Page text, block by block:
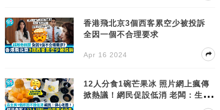
香港飛北京3個西客累空少被投訴
全因一個不合理要求
Apr 16 2024
12人分食1碗芒果冰 照片網上瘋傳
掀熱議！網民促設低消 老闆：生意